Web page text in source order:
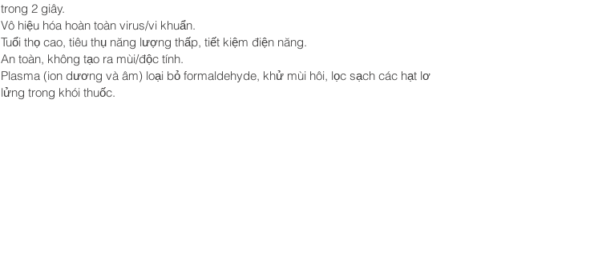
trong 2 giây.
Vô hiệu hóa hoàn toàn virus/vi khuẩn.
Tuổi thọ cao, tiêu thụ năng lượng thấp, tiết kiệm điện năng.
An toàn, không tạo ra mùi/độc tính.
Plasma (ion dương và âm) loại bỏ formaldehyde, khử mùi hôi, lọc sạch các hạt lơ
lửng trong khói thuốc.